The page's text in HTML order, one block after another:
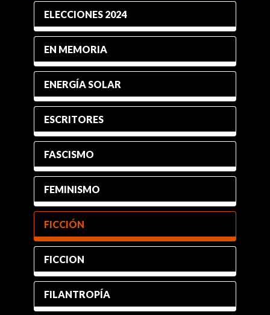
ELECCIONES 2024
EN MEMORIA
ENERGÍA SOLAR
ESCRITORES
FASCISMO
FEMINISMO
FICCIÓN
FICCION
FILANTROPÍA